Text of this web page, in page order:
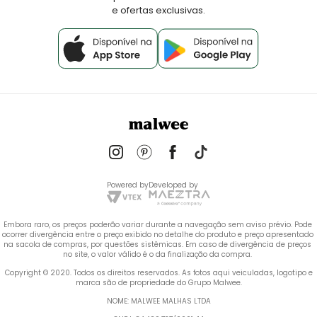
e ofertas exclusivas.
Powered byDeveloped by
Embora raro, os preços poderão variar durante a navegação sem aviso prévio. Pode
ocorrer divergência entre o preço exibido no detalhe do produto e preço apresentado
na sacola de compras, por questões sistêmicas. Em caso de divergência de preços
no site, o valor válido é o da finalização da compra.
marca são de propriedade do Grupo Malwee.
NOME: MALWEE MALHAS LTDA